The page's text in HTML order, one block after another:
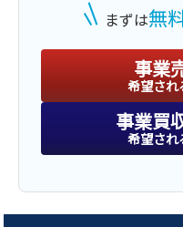
まずは無
事業
希望され
事業買
希望され